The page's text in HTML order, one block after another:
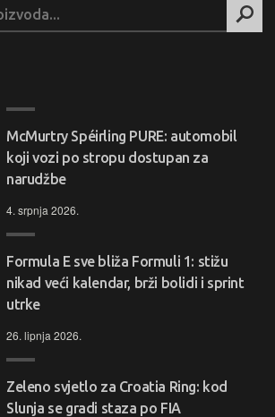
McMurtry Spéirling PURE: automobil
koji vozi po stropu dostupan za
narudžbe
4. srpnja 2026.
Formula E sve bliža Formuli 1: stižu
nikad veći kalendar, brži bolidi i sprint
utrke
26. lipnja 2026.
Zeleno svjetlo za Croatia Ring: kod
Slunja se gradi staza po FIA